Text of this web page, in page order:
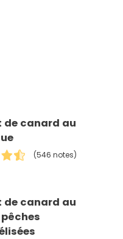
de canard au
(546 notes)
de canard au